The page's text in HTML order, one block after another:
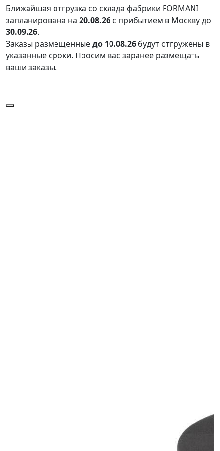
Ближайшая отгрузка со склада фабрики FORMANI
запланирована на 20.08.26 с прибытием в Москву до
30.09.26.
Заказы размещенныедо 10.08.26 будут отгружены в
указанные сроки. Просим вас заранее размещать
ваши заказы.